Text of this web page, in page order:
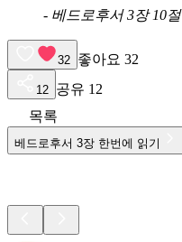
- 베드로후서 3장 10절
32 좋아요 32
12 공유 12
목록
베드로후서 3장 한번에 읽기